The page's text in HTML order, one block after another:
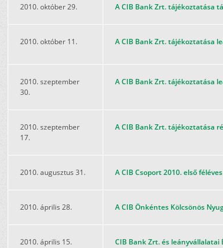
2010. október 29. A CIB Bank Zrt. tájékoztatása
2010. október 11. A CIB Bank Zrt. tájékoztatása
2010. szeptember
30.
A CIB Bank Zrt. tájékoztatása
2010. szeptember
17.
A CIB Bank Zrt. tájékoztatása
2010. augusztus 31. A CIB Csoport 2010. első
2010. április 28. A CIB Önkéntes Kölcsönös
2010. április 15. CIB Bank Zrt. és leányvállalatai